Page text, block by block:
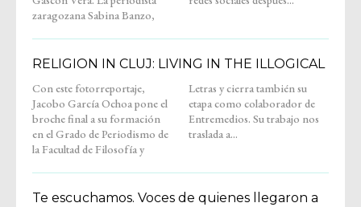
zaragozana Sabina Banzo,
RELIGION IN CLUJ: LIVING IN THE ILLOGICAL
Con este fotorreportaje,
Jacobo García Ochoa pone el
broche final a su formación
en el Grado de Periodismo de
la Facultad de Filosofía y
Letras y cierra también su
etapa como colaborador de
Entremedios. Su trabajo nos
traslada a...
Te escuchamos. Voces de quienes llegaron a